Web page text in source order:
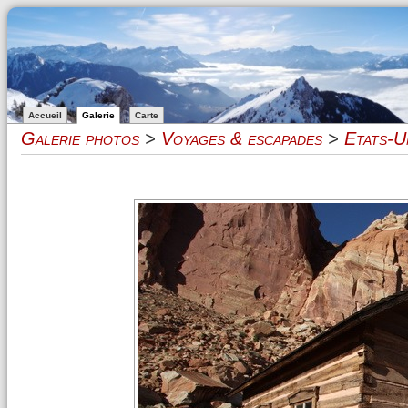
Accueil Galerie Carte
Galerie photos > Voyages & escapades > Etats-